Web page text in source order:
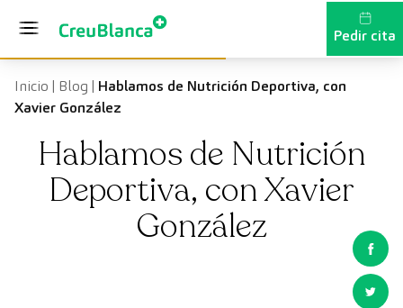
Pedir cita
Inicio | Blog | Hablamos de Nutrición Deportiva, con
Xavier González
Hablamos de Nutrición
Deportiva, con Xavier
González